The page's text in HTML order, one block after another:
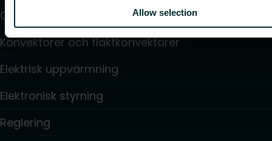
Allow selection
Golvvärme och golvkylning
Konvektorer och fläktkonvektorer
Elektrisk uppvärmning
Elektronisk styrning
Reglering